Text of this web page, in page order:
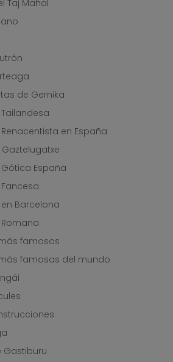
Taj Mahal
de Gernika
en España
España
Barcelona
famosos
famosas del mundo
Gastiburu